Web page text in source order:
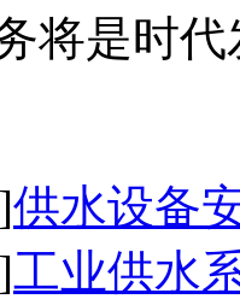
将是时
供水设备
工业供水